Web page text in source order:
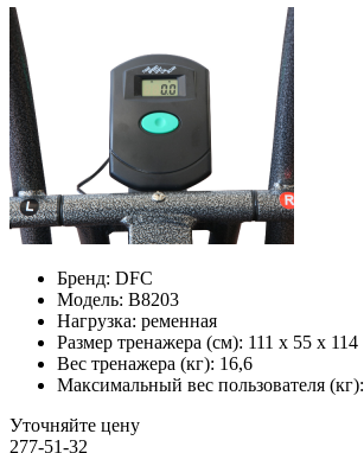
Бренд: DFC
Модель: B8203
Нагрузка: ременная
Размер тренажера (см): 111 х 55 х 114
Вес тренажера (кг): 16,6
Максимальный вес пользователя (кг):
Уточняйте цену
277-51-32